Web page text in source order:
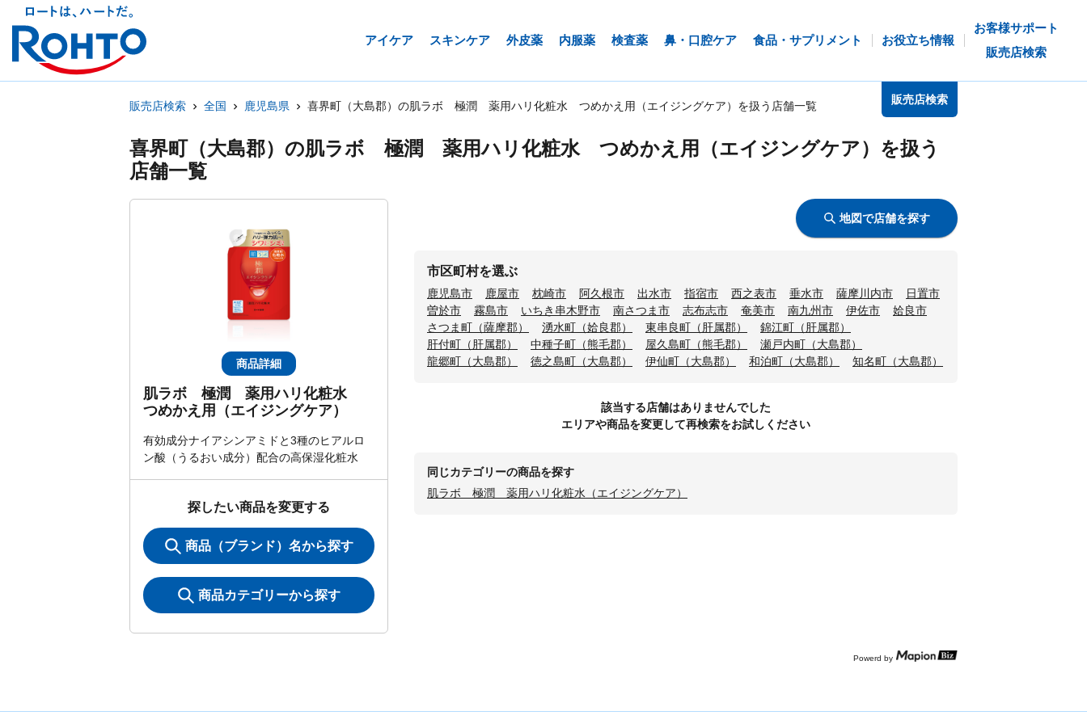
アイケア スキンケア 外皮薬 内服薬 検査薬 鼻・口腔ケア 食品・サプリメント お役立ち情報
お客様サポート
販売店検索
販売店検索 全国 鹿児島県 喜界町（大島郡）の肌ラボ 極潤 薬用ハリ化粧水 つめかえ用（エイジングケア）を扱う店舗一覧 販売店検索
喜界町（大島郡）の肌ラボ 極潤 薬用ハリ化粧水 つめかえ用（エイジングケア）を扱う
店舗一覧
商品詳細
肌ラボ 極潤 薬用ハリ化粧水
つめかえ用（エイジングケア）
有効成分ナイアシンアミドと3種のヒアルロ
ン酸（うるおい成分）配合の高保湿化粧水
探したい商品を変更する
商品（ブランド）名から探す
商品カテゴリーから探す
地図で店舗を探す
市区町村を選ぶ
鹿児島市 鹿屋市 枕崎市 阿久根市 出水市 指宿市 西之表市 垂水市 薩摩川内市
日置市
曽於市
霧島市 いちき串木野市 南さつま市 志布志市 奄美市 南九州市 伊佐市
姶良市
さつま町（薩摩郡）
湧水町（姶良郡） 東串良町（肝属郡）
錦江町（肝属郡）
肝付町（肝属郡）
中種子町（熊毛郡） 屋久島町（熊毛郡）
瀬戸内町（大島郡）
龍郷町（大島郡）
徳之島町（大島郡） 伊仙町（大島郡） 和泊町（大島郡） 知名町（大島郡）
該当する店舗はありませんでした
エリアや商品を変更して再検索をお試しください
同じカテゴリーの商品を探す
肌ラボ 極潤 薬用ハリ化粧水（エイジングケア）
Powerd by